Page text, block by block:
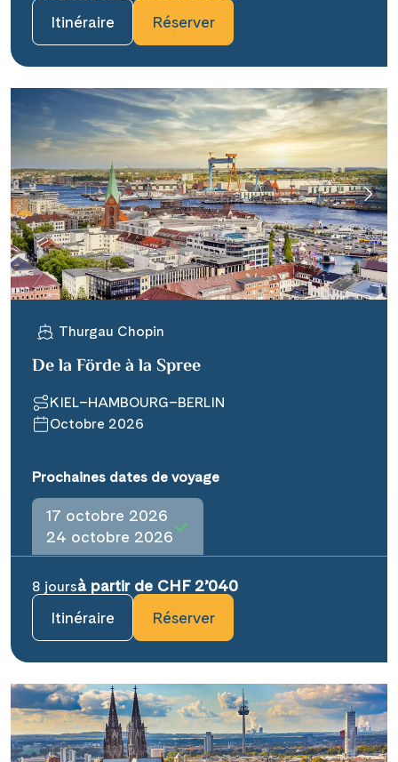
Itinéraire
Réserver
Thurgau Chopin
De la Förde à la Spree
KIEL–HAMBOURG–BERLIN
Octobre 2026
Prochaines dates de voyage
17 octobre 2026
24 octobre 2026
8 joursà partir de CHF 2’040
Itinéraire
Réserver